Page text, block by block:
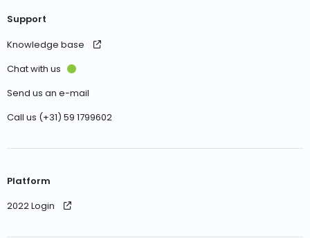
Support
Knowledge base
Chat with us
Send us an e-mail
Call us (+31) 59 1799602
Platform
2022 Login